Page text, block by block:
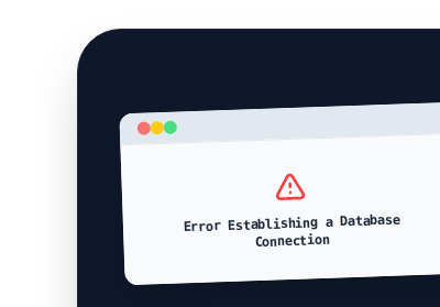
Error Establishing a Database
Connection